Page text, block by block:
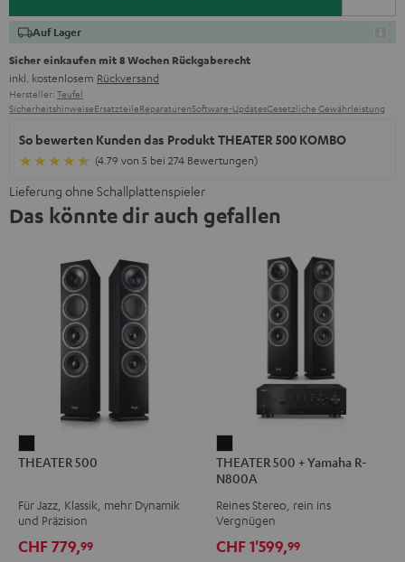
Auf Lager
Sicher einkaufen mit 8 Wochen Rückgaberecht
inkl. kostenlosem Rückversand
Hersteller: Teufel
SicherheitshinweiseErsatzteileReparaturenSoftware-UpdatesGesetzliche Gewährleistung
So bewerten Kunden das Produkt THEATER 500 KOMBO
(4.79 von 5 bei 274 Bewertungen)
Lieferung ohne Schallplattenspieler
Das könnte dir auch gefallen
500
THEATER 500
Für Jazz, Klassik, mehr Dynamik
und Präzision
CHF 779,99
500
+
Yamaha
R-
N800A
THEATER 500 + Yamaha R-
N800A
Reines Stereo, rein ins
Vergnügen
CHF 1'599,99